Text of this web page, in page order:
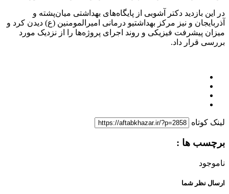
در این بازدید دکتر آشوبی از پایگاه‌های بهداشتی میان‌پشته و
آذربایجان و نیز مرکز بهداشتیو درمانی امیرالمومنین (ع) دیدن کرد و
میزان پیشرفت فیزیکی و روند اجرای پروژه‌ها را از نزدیک مورد
بررسی قرار داد.
لینک کوتاه
برچسب ها :
ناموجود
ارسال نظر شما